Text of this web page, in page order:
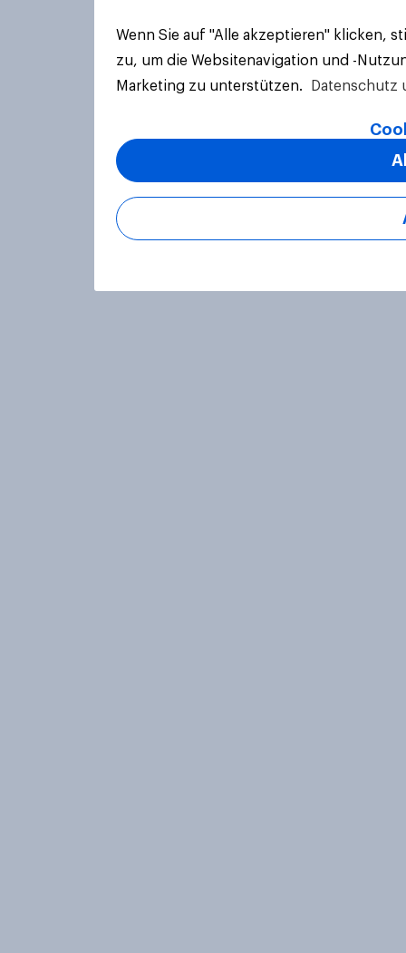
Wenn Sie auf "Alle akzeptieren" klicken,
zu, um die Websitenavigation und -
Marketing zu unterstützen.
Datenschutz